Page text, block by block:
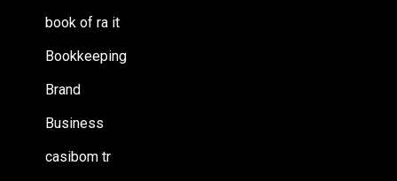
book of ra it
Bookkeeping
Brand
Business
casibom tr